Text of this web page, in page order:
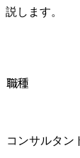
説します。
職種
コンサルタン